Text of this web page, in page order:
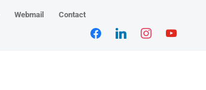
Webmail Contact